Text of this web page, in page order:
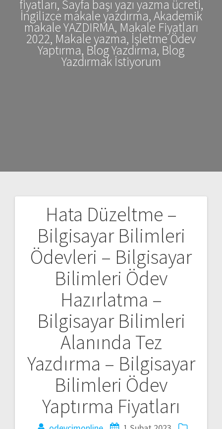
fiyatları, Sayfa başı yazı yazma ücreti,
İngilizce makale yazdırma, Akademik
makale YAZDIRMA, Makale Fiyatları
2022, Makale yazma, İşletme Ödev
Yaptırma, Blog Yazdırma, Blog
Yazdırmak İstiyorum
Hata Düzeltme –
Bilgisayar Bilimleri
Ödevleri – Bilgisayar
Bilimleri Ödev
Hazırlatma –
Bilgisayar Bilimleri
Alanında Tez
Yazdırma – Bilgisayar
Bilimleri Ödev
Yaptırma Fiyatları
gezinmesi